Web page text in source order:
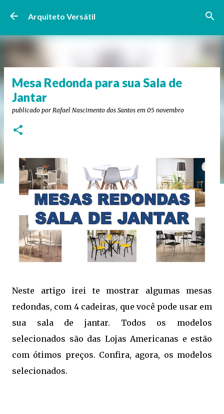
Pular para o conteúdo principal
Arquiteto Versátil
Mesa Redonda para sua Sala de
Jantar
publicado por Rafael Nascimento dos Santos em 05 novembro
Neste artigo irei te mostrar algumas mesas
redondas, com 4 cadeiras, que você pode usar em
sua sala de jantar. Todos os modelos
selecionados são das Lojas Americanas e estão
com ótimos preços. Confira, agora, os modelos
selecionados.